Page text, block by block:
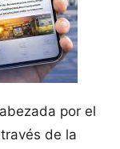
por el
de la